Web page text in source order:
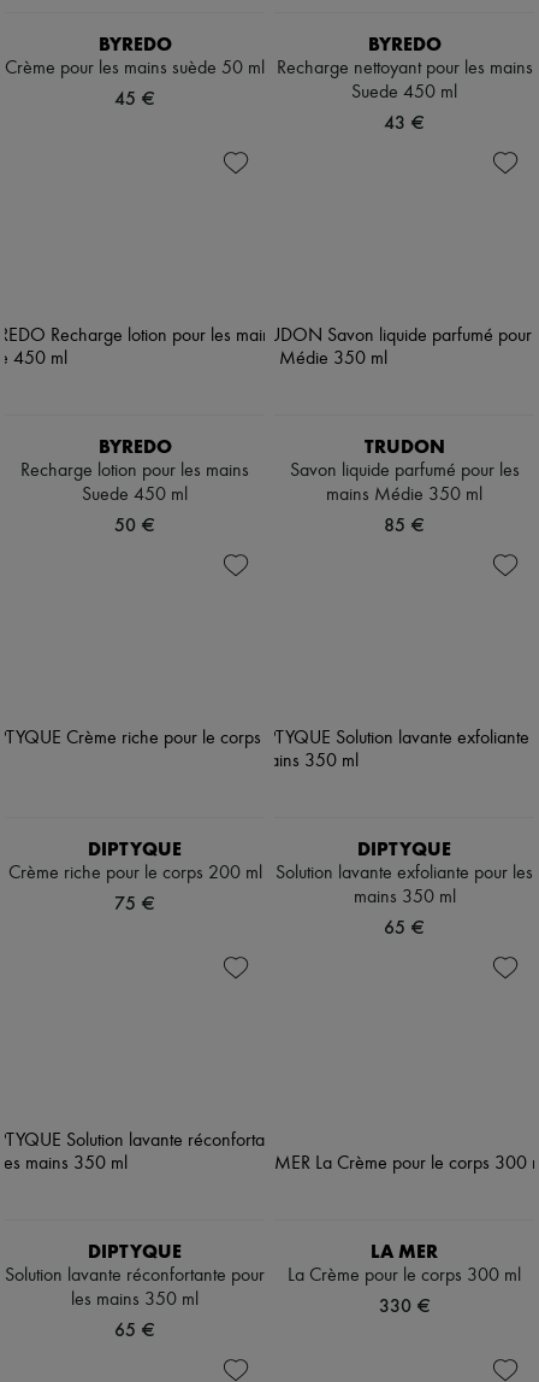
BYREDO
Crème pour les mains suède 50 ml
45 €
BYREDO
Recharge nettoyant pour les mains
Suede 450 ml
43 €
BYREDO
Recharge lotion pour les mains
Suede 450 ml
50 €
TRUDON
Savon liquide parfumé pour les
mains Médie 350 ml
85 €
DIPTYQUE
Crème riche pour le corps 200 ml
75 €
DIPTYQUE
Solution lavante exfoliante pour les
mains 350 ml
65 €
DIPTYQUE
Solution lavante réconfortante pour
les mains 350 ml
65 €
LA MER
La Crème pour le corps 300 ml
330 €